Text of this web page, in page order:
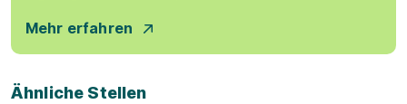
Mehr erfahren
Ähnliche Stellen